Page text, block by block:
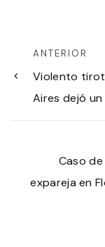
ANTERIOR
Violento
Aires dejó
Caso
expareja en